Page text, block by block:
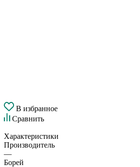
В избранное
Сравнить
Характеристики
Производитель
—
Борей